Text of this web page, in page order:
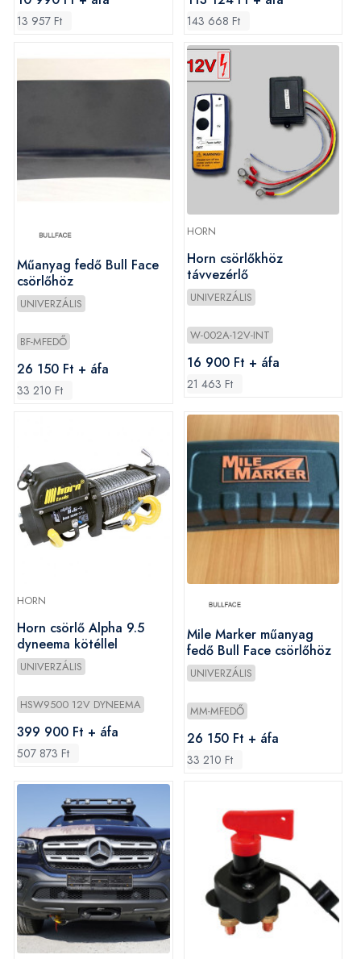
13 957 Ft 143 668 Ft
Műanyag fedő Bull Face
csörlőhöz
UNIVERZÁLIS
BF-MFEDŐ
26 150 Ft + áfa
33 210 Ft
HORN
Horn csörlőkhöz
távvezérlő
UNIVERZÁLIS
W-002A-12V-INT
16 900 Ft + áfa
21 463 Ft
HORN
Horn csörlő Alpha 9.5
dyneema kötéllel
UNIVERZÁLIS
HSW9500 12V DYNEEMA
399 900 Ft + áfa
507 873 Ft
Mile Marker műanyag
fedő Bull Face csörlőhöz
UNIVERZÁLIS
MM-MFEDŐ
26 150 Ft + áfa
33 210 Ft